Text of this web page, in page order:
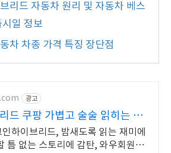
리드 자동차 원리 및 자동차 베스
일 정보
차 차종 가격 특징 장단점
광고
드 쿠팡 가볍고 술술 읽히는 소
하이브리드, 밤새도록 읽는 재미에
틈 없는 스토리에 감탄, 와우회원 무